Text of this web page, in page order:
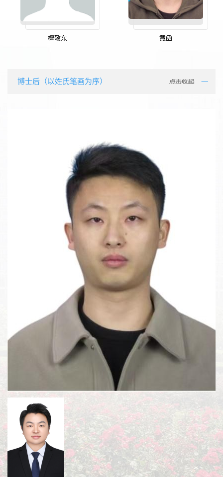
檀敬东 戴函
博士后（以姓氏笔画为序）